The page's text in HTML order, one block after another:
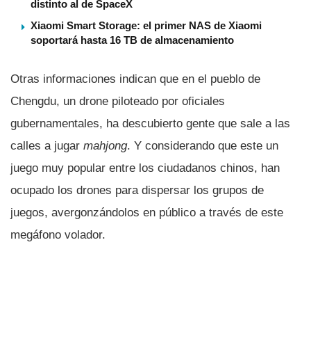
distinto al de SpaceX
Xiaomi Smart Storage: el primer NAS de Xiaomi
soportará hasta 16 TB de almacenamiento
Otras informaciones indican que en el pueblo de
Chengdu, un drone piloteado por oficiales
gubernamentales, ha descubierto gente que sale a las
calles a jugar mahjong. Y considerando que este un
juego muy popular entre los ciudadanos chinos, han
ocupado los drones para dispersar los grupos de
juegos, avergonzándolos en público a través de este
megáfono volador.